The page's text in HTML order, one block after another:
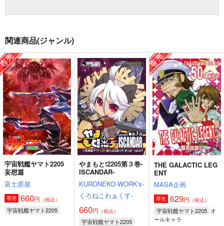
関連商品(ジャンル)
宇宙戦艦ヤマト2205
妄想篇
富士原屋
専売 660円 （税込）
宇宙戦艦ヤマト2205
やまもと!2205第３巻-
ISCANDAR-
KURONEKO-WORK's-
くろねこわぁくす-
660円 （税込）
宇宙戦艦ヤマト2205
THE GALACTIC LEG
ENT
MASA企画
専売 629円 （税込）
宇宙戦艦ヤマト2205 オ
ールキャラ